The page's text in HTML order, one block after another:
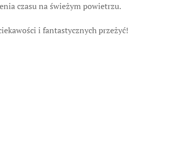
czasu na świeżym powietrzu.
i fantastycznych przeżyć!